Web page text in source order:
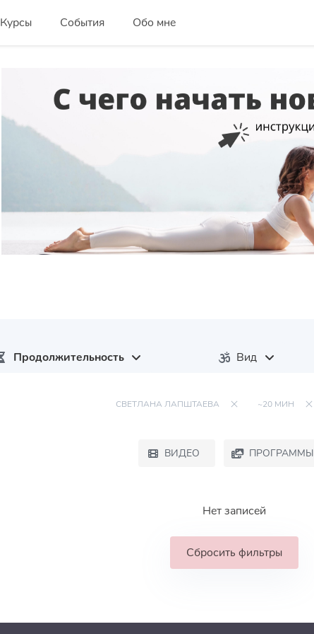
Курсы События Обо мне
Продолжительность Вид
СВЕТЛАНА ЛАПШТАЕВА ~20 МИН
ВИДЕО ПРОГРАММЫ
Нет записей
Сбросить фильтры